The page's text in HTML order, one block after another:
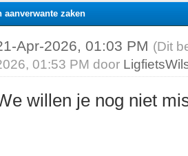
aanverwante zaken
Apr-2026, 01:03 PM (Dit
01:53 PM door
willen je nog niet